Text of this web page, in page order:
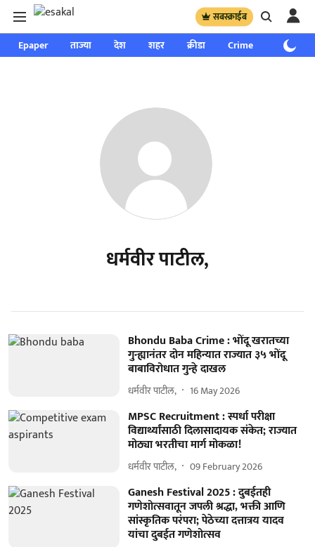
सबस्क्राईब
Epaper ताज्या देश शहर क्रीडा Crime साप्ताहिक
धर्मवीर पाटील,
Bhondu Baba Crime : भोंदू खरातच्या
गुन्ह्यानंतर दोन महिन्यात राज्यात ३५ भोंदू
बाबाविरोधात गुन्हे दाखल
धर्मवीर पाटील, 16 May 2026
MPSC Recruitment : स्पर्धा परीक्षा
विद्यार्थ्यांसाठी दिलासादायक संकेत; राज्यात
मोठ्या भरतीचा मार्ग मोकळा!
धर्मवीर पाटील, 09 February 2026
Ganesh Festival 2025 : दुबईतही
गणेशोत्सवातून जपली श्रद्धा, भक्ती आणि
सांस्कृतिक परंपरा; पेठेच्या दत्तात्रय यादव
यांचा दुबईत गणेशोत्सव